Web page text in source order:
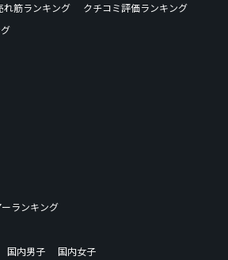
れ筋ランキング
クチコミ評価ランキング
ーランキング
国内男子
国内女子